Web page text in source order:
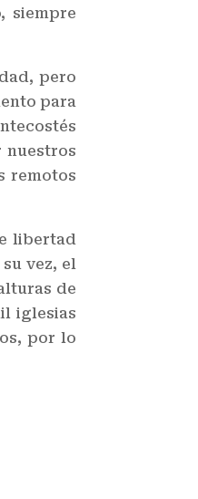
siempre
pero
para
nuestros
remotos
libertad
vez, el
de
iglesias
por lo